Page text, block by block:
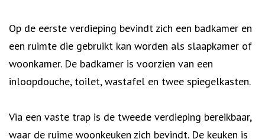
Op de eerste verdieping bevindt zich een badkamer en
een ruimte die gebruikt kan worden als slaapkamer of
woonkamer. De badkamer is voorzien van een
inloopdouche, toilet, wastafel en twee spiegelkasten.
Via een vaste trap is de tweede verdieping bereikbaar,
waar de ruime woonkeuken zich bevindt. De keuken is